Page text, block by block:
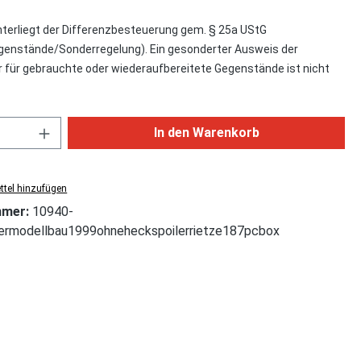
der Differenzbesteuerung gem. § 25a UStG
Sonderregelung). Ein gesonderter Ausweis der
gebrauchte oder wiederaufbereitete Gegenstände ist nicht
Anzahl: Gib den gewünschten Wert ein
In den Warenkorb
hinzufügen
10940-